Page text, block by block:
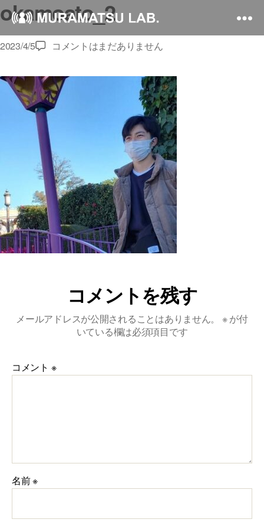
okamoato_2
2023/4/5
okamoato_2
の
コメントはまだありません
コメントを残す
メールアドレスが公開されることはありません。 ※が付
いている欄は必須項目です
コメント ※
名前※